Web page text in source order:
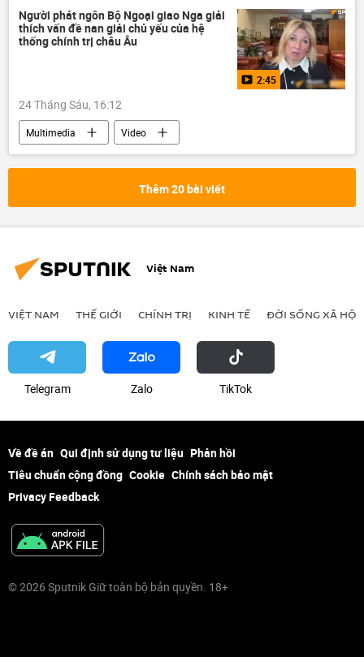
Vladimir Putin
Người phát ngôn Bộ Ngoại giao Nga giải
thích vấn đề nan giải chủ yếu của hệ
thống chính trị châu Âu
2:45
24 Tháng Sáu, 16:12
Multimedia
Video
Maria Zakharova
phương Tây
Bộ Ngoại giao Nga
Chính trị
Thêm 20 bài viết
Việt Nam
VIỆT NAM THẾ GIỚI CHÍNH TRỊ KINH TẾ ĐỜI SỐNG XÃ HỘI
Telegram Zalo ТikТоk
Về đề án Qui định sử dụng tư liệu Phản hồi
Tiêu chuẩn cộng đồng Cookie Chính sách bảo mật
Privacy Feedback
© 2026 Sputnik Giữ toàn bộ bản quyền. 18+